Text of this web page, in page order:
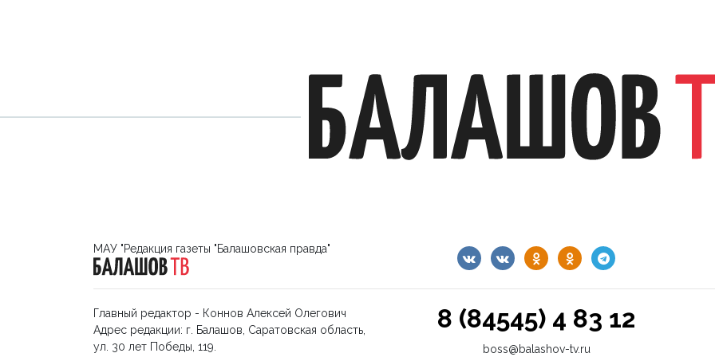
МАУ "Редакция газеты "Балашовская правда"
Главный редактор - Коннов Алексей Олегович
Адрес редакции: г. Балашов, Саратовская область,
ул. 30 лет Победы, 119.
8 (84545) 4 83 12
boss@balashov-tv.ru